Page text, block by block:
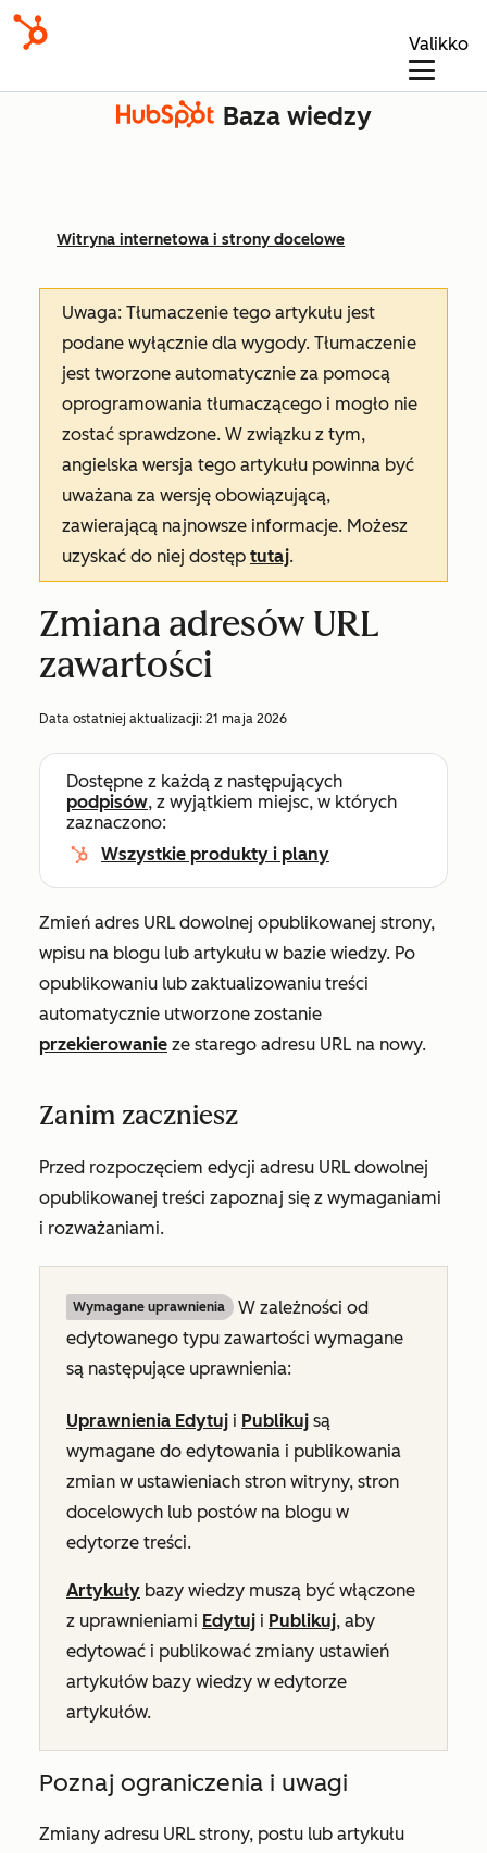
Valikko
Baza wiedzy
Witryna internetowa i strony docelowe
Uwaga: Tłumaczenie tego artykułu jest
podane wyłącznie dla wygody. Tłumaczenie
jest tworzone automatycznie za pomocą
oprogramowania tłumaczącego i mogło nie
zostać sprawdzone. W związku z tym,
angielska wersja tego artykułu powinna być
uważana za wersję obowiązującą,
zawierającą najnowsze informacje. Możesz
uzyskać do niej dostęp tutaj.
Zmiana adresów URL
zawartości
Data ostatniej aktualizacji: 21 maja 2026
Dostępne z każdą z następujących
podpisów, z wyjątkiem miejsc, w których
zaznaczono:
Wszystkie produkty i plany
Zmień adres URL dowolnej opublikowanej strony,
wpisu na blogu lub artykułu w bazie wiedzy. Po
opublikowaniu lub zaktualizowaniu treści
automatycznie utworzone zostanie
przekierowanie ze starego adresu URL na nowy.
Zanim zaczniesz
Przed rozpoczęciem edycji adresu URL dowolnej
opublikowanej treści zapoznaj się z wymaganiami
i rozważaniami.
Wymagane uprawnienia
W zależności od
edytowanego typu zawartości wymagane
są następujące uprawnienia:
Uprawnienia Edytuj i Publikuj są
wymagane do edytowania i publikowania
zmian w ustawieniach stron witryny, stron
docelowych lub postów na blogu w
edytorze treści.
Artykuły bazy wiedzy muszą być włączone
z uprawnieniami Edytuj i Publikuj, aby
edytować i publikować zmiany ustawień
artykułów bazy wiedzy w edytorze
artykułów.
Poznaj ograniczenia i uwagi
Zmiany adresu URL strony, postu lub artykułu